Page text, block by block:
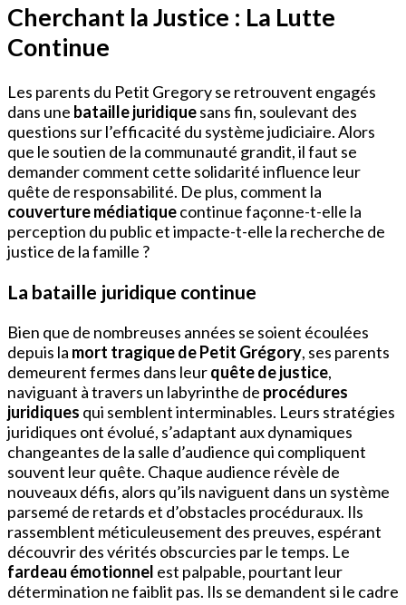
Cherchant la Justice : La Lutte
Continue
Les parents du Petit Gregory se retrouvent engagés
dans une bataille juridiquesans fin, soulevant des
questions sur l’efficacité du système judiciaire. Alors
que le soutien de la communauté grandit, il faut se
demander comment cette solidarité influence leur
quête de responsabilité. De plus, comment la
couverture médiatiquecontinue façonne-t-elle la
perception du public et impacte-t-elle la recherche de
justice de la famille ?
La bataille juridique continue
Bien que de nombreuses années se soient écoulées
depuis la mort tragique de Petit Grégory, ses parents
demeurent fermes dans leurquête de justice,
naviguant à travers un labyrinthe de procédures
juridiques qui semblent interminables. Leurs stratégies
juridiques ont évolué, s’adaptant aux dynamiques
changeantes de la salle d’audience qui compliquent
souvent leur quête. Chaque audience révèle de
nouveaux défis, alors qu’ils naviguent dans un système
parsemé de retards et d’obstacles procéduraux. Ils
rassemblent méticuleusement des preuves, espérant
découvrir des vérités obscurcies par le temps. Le
fardeau émotionnel est palpable, pourtant leur
détermination ne faiblit pas. Ils se demandent si le cadre